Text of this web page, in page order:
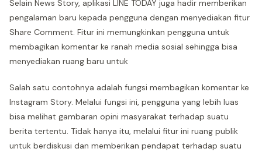
Selain News Story, aplikasi LINE TODAY juga hadir memberikan
pengalaman baru kepada pengguna dengan menyediakan fitur
Share Comment. Fitur ini memungkinkan pengguna untuk
membagikan komentar ke ranah media sosial sehingga bisa
menyediakan ruang baru untuk
Salah satu contohnya adalah fungsi membagikan komentar ke
Instagram Story. Melalui fungsi ini, pengguna yang lebih luas
bisa melihat gambaran opini masyarakat terhadap suatu
berita tertentu. Tidak hanya itu, melalui fitur ini ruang publik
untuk berdiskusi dan memberikan pendapat terhadap suatu